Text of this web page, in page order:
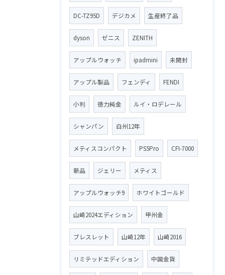
DC-TZ95D デジカメ 生産終了品
dyson ゼニス ZENITH
アップルウォッチ ipadmini 未開封
アップル製品 フェンディ FENDI
小判 徳力純金 ルイ・ロデレール
シャンパン 白州12年
メティスコンパクト PS5Pro CFI-7000
新品 ジェリー メティス
アップルウォッチ9 ホワイトゴールド
山崎2024エディション 甲州金
ブレスレット 山崎12年 山崎2016
リミテッドエディション 中国金貨